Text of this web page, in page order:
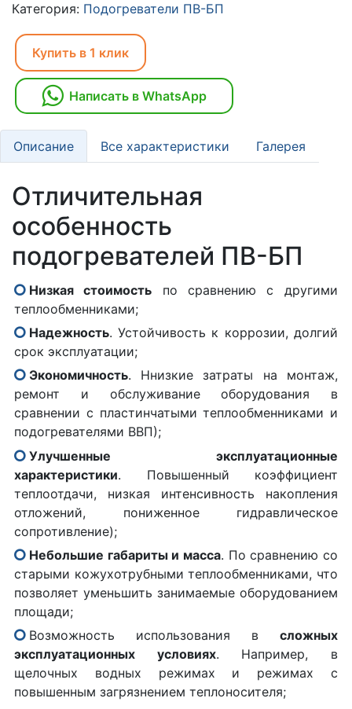
Категория: Подогреватели ПВ-БП
Купить в 1 клик
Написать в WhatsApp
Описание Все характеристики Галерея
Отличительная
особенность
подогревателей ПВ-БП
Низкая стоимость по сравнению с другими
теплообменниками;
Надежность. Устойчивость к коррозии, долгий
срок эксплуатации;
Экономичность. Ннизкие затраты на монтаж,
ремонт и обслуживание оборудования в
сравнении с пластинчатыми теплообменниками и
подогревателями ВВП);
Улучшенные эксплуатационные
характеристики. Повышенный коэффициент
теплоотдачи, низкая интенсивность накопления
отложений, пониженное гидравлическое
сопротивление);
Небольшие габариты и масса. По сравнению со
старыми кожухотрубными теплообменниками, что
позволяет уменьшить занимаемые оборудованием
площади;
Возможность использования в сложных
эксплуатационных условиях. Например, в
щелочных водных режимах и режимах с
повышенным загрязнением теплоносителя;